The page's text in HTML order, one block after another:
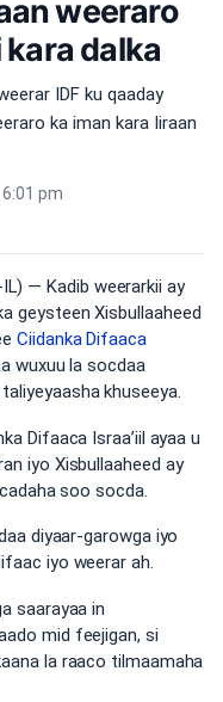
weeraro
dalka
IDF ku qaaday
ka iman kara Iiraan
pm
— Kadib weerarkii ay
geysteen Xisbullaaheed
Ciidanka Difaaca
wuxuu la socdaa
khuseeya.
Difaaca Israa’iil ayaa u
iyo Xisbullaaheed ay
soo socda.
diyaar-garowga iyo
iyo weerar ah.
saarayaa in
mid feejigan, si
la raaco tilmaamaha